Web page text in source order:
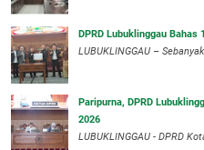
DPRD Lubuklinggau Bahas
LUBUKLINGGAU –
Paripurna, DPRD
2026
LUBUKLINGGAU - DPRD